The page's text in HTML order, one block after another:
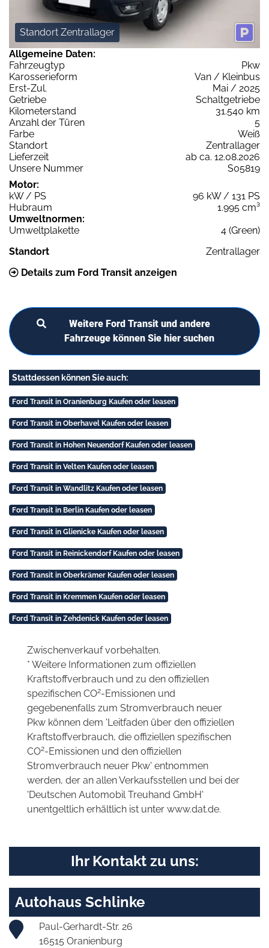
Standort Zentrallager
Allgemeine Daten:
Fahrzeugtyp
Pkw
Karosserieform
Van / Kleinbus
Erst-Zul.
Mai / 2025
Getriebe
Schaltgetriebe
Kilometerstand
31.540 km
Anzahl der Türen
5
Farbe
Weiß
Standort
Zentrallager
Lieferzeit
ab ca. 12.08.2026
Unsere Nummer
S05819
Motor:
kW / PS
96 kW / 131 PS
Hubraum
1.995 cm³
Umweltnormen:
Umweltplakette
4 (Green)
Standort
Zentrallager
Details zum Ford Transit anzeigen
Weitere Ford Transit und andere
Fahrzeuge können Sie hier suchen
Stattdessen können Sie auch:
Ford Transit in Oranienburg Kaufen oder leasen
Ford Transit in Oberhavel Kaufen oder leasen
Ford Transit in Hohen Neuendorf Kaufen oder leasen
Ford Transit in Velten Kaufen oder leasen
Ford Transit in Wandlitz Kaufen oder leasen
Ford Transit in Berlin Kaufen oder leasen
Ford Transit in Glienicke Kaufen oder leasen
Ford Transit in Reinickendorf Kaufen oder leasen
Ford Transit in Oberkrämer Kaufen oder leasen
Ford Transit in Kremmen Kaufen oder leasen
Ford Transit in Zehdenick Kaufen oder leasen
Zwischenverkauf vorbehalten.
* Weitere Informationen zum offiziellen
Kraftstoffverbrauch und zu den offiziellen
spezifischen CO2-Emissionen und
gegebenenfalls zum Stromverbrauch neuer
Pkw können dem 'Leitfaden über den offiziellen
Kraftstoffverbrauch, die offiziellen spezifischen
CO2-Emissionen und den offiziellen
Stromverbrauch neuer Pkw' entnommen
werden, der an allen Verkaufsstellen und bei der
'Deutschen Automobil Treuhand GmbH'
unentgeltlich erhältlich ist unter www.dat.de.
Ihr Kontakt zu uns:
Autohaus Schlinke
Paul-Gerhardt-Str. 26
16515 Oranienburg